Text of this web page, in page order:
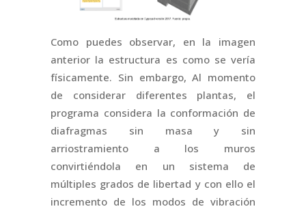
Como puedes observar, en la imagen
anterior la estructura es como se vería
físicamente. Sin embargo, Al momento
de considerar diferentes plantas, el
programa considera la conformación de
diafragmas sin masa y sin
arriostramiento a los muros
convirtiéndola en un sistema de
múltiples grados de libertad y con ello el
incremento de los modos de vibración